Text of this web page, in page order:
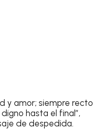
y amor; siempre recto
hasta el final”,
de despedida.